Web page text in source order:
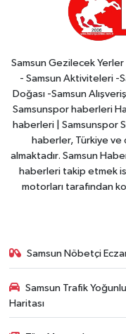
Samsun Gezilecek
- Samsun Aktiviteleri -
Doğası -Samsun
Samsunspor haberleri
haberleri | Samsunspor
haberler, Türkiye
almaktadır. Samsun
haberleri takip etmek
motorları tarafından
Samsun Nöbetçi
Samsun Trafik
Haritası